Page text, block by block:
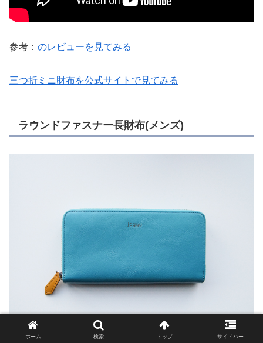
参考： のレビューを見てみる
三つ折ミニ財布を公式サイトで見てみる
ラウンドファスナー長財布(メンズ)
ホーム 検索 トップ サイドバー